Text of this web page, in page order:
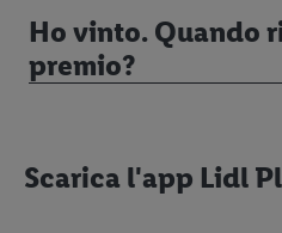
Ho vinto. Quando
premio?
Scarica l'app Lidl